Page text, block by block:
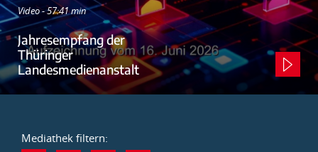
Video - 57:41 min
Jahresempfang der
Thüringer
Landesmedienanstalt
Mediathek filtern: